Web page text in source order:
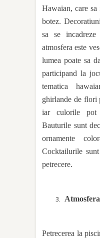
Hawaian, care
botez.
sa se
atmosfera este
lumea poate sa
participand la
tematica
ghirlande de flori
iar culorile pot
Bauturile sunt
ornamente
Cocktailurile
petrecere.
Petrecerea la